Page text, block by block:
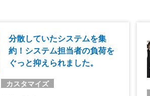
分散していたシステムを集
約！システム担当者の負荷を
ぐっと抑えられました。
カスタマイズ